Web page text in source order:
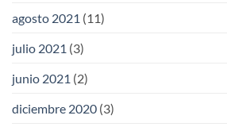
agosto 2021 (11)
julio 2021 (3)
junio 2021 (2)
diciembre 2020 (3)